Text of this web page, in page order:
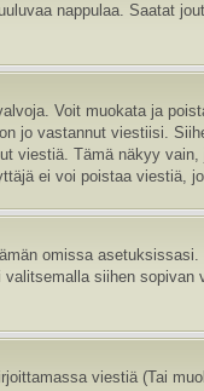
nappulaa. Saatat
Voit muokata ja
jo vastannut viestiisi.
viestiä. Tämä näkyy
ei voi poistaa viestiä,
omissa
siihen
viestiä (Tai